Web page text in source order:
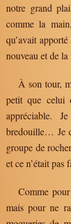
notre grand
comme la
qu’avait
nouveau et de
À son tour,
petit que celui
appréciable.
bredouille… Je
groupe de
et ce n’était pas
Comme
mais pour ne